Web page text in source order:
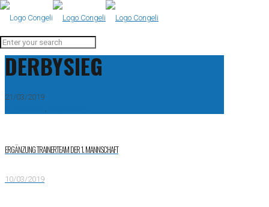
DERBYSIEG
21/03/2019
,
ERGÄNZUNG TRAINERTEAM DER 1. MANNSCHAFT
10/03/2019